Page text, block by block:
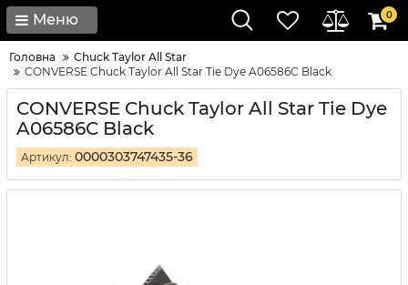
Меню 0
Головна
Chuck Taylor All Star
CONVERSE Chuck Taylor All Star Tie Dye A06586C Black
CONVERSE Chuck Taylor All Star Tie Dye
A06586C Black
Артикул: 0000303747435-36